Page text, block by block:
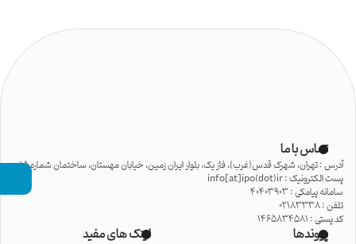
تماس با ما
آدرس : تهران، شهرک قدس(غرب)، فاز یک، بلوار ایران زمین، خیابان مهستان، ساختمان شماره 15
پست الکترونیک : info[at]ipo(dot)ir
سامانه پیامکی : 40403903
تلفن : 02183338
کد پستی : 1465834581
پیوندها لینک های مفید